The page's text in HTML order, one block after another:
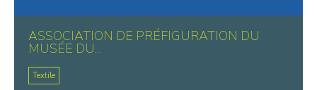
ASSOCIATION DE PRÉFIGURATION DU
MUSÉE DU...
Textile